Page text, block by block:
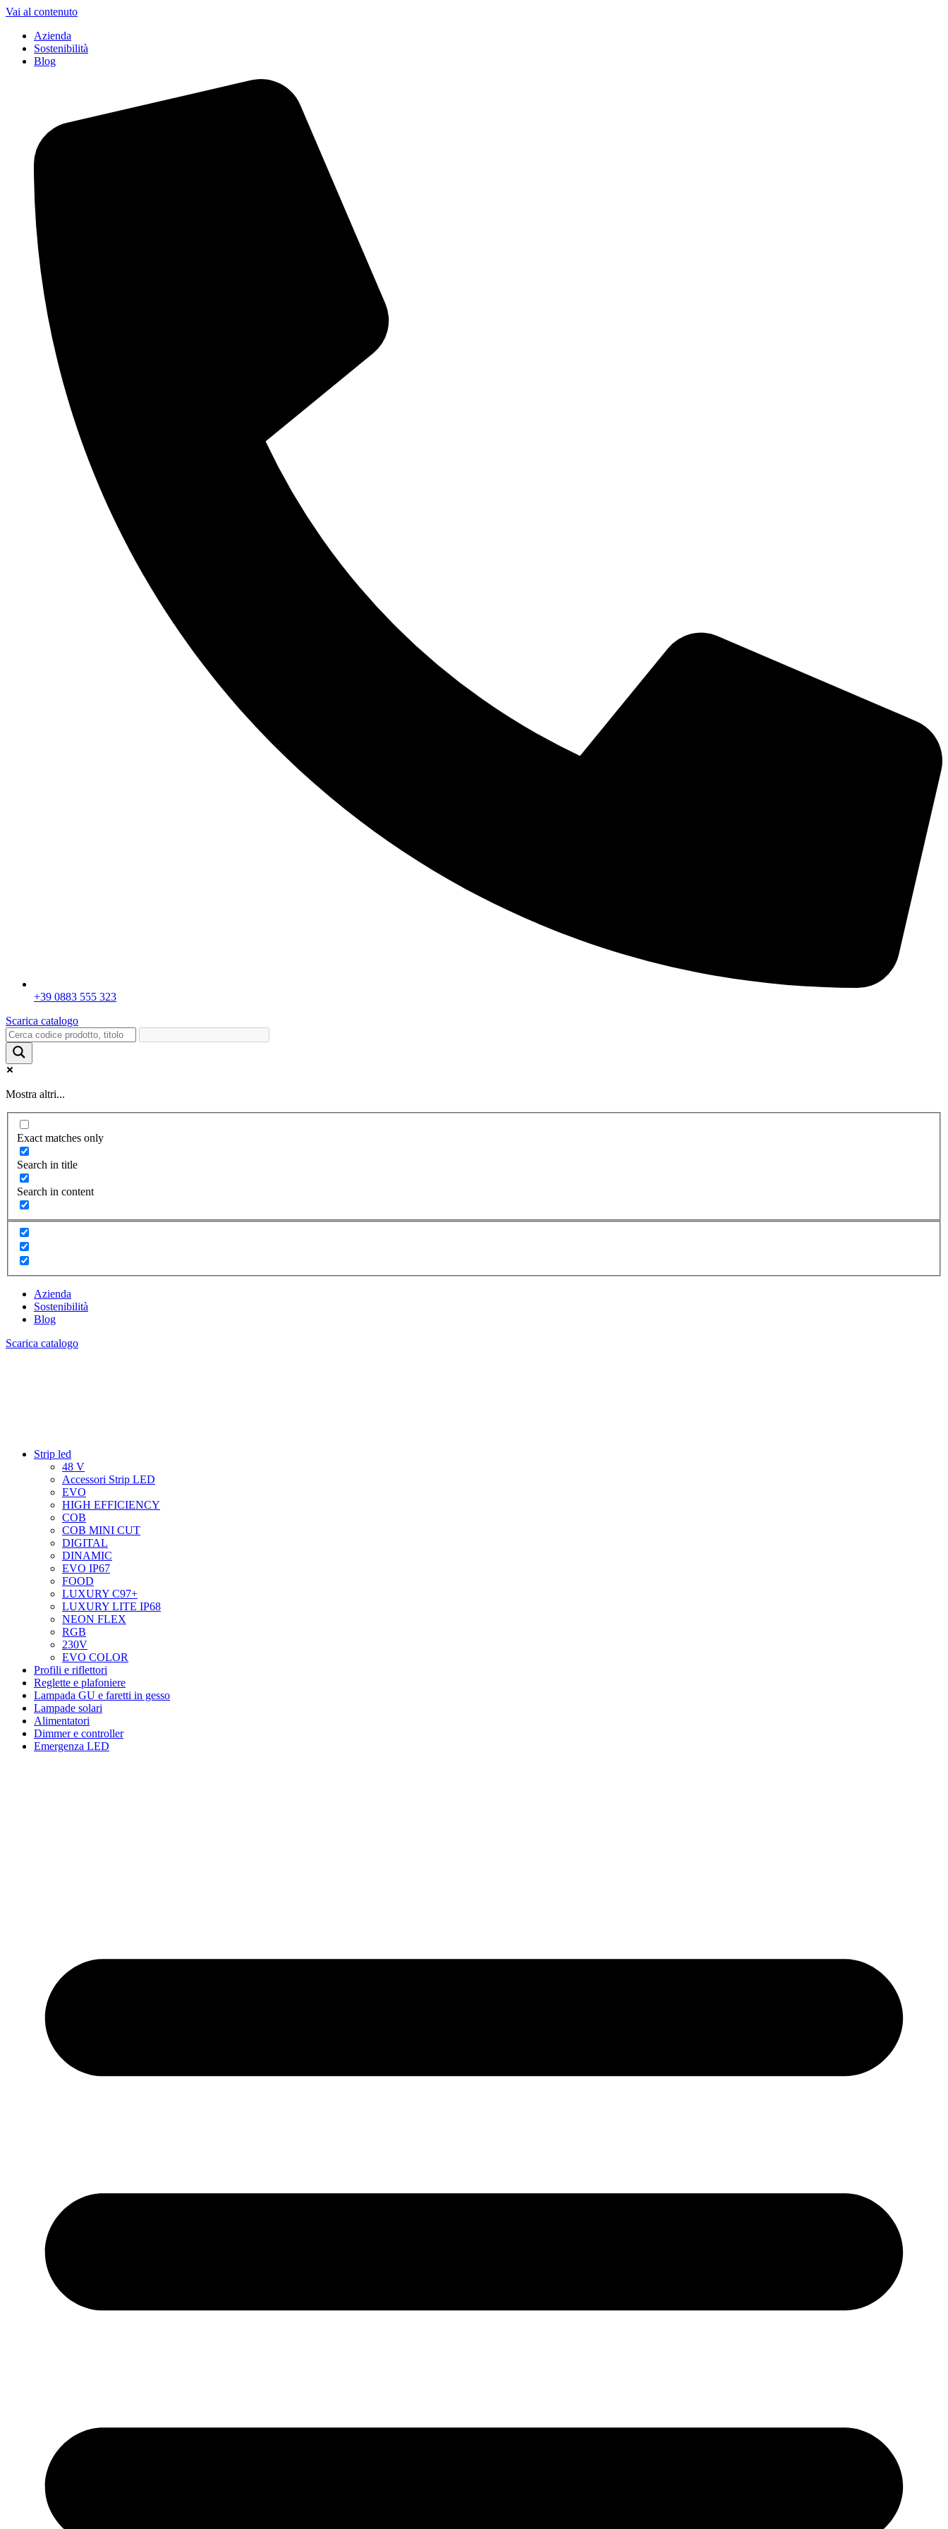
Vai al contenuto
Azienda
Sostenibilità
Blog
+39 0883 555 323
Scarica catalogo
Mostra altri...
Exact matches only
Search in title
Search in content
Azienda
Sostenibilità
Blog
Scarica catalogo
Strip led
48 V
Accessori Strip LED
EVO
HIGH EFFICIENCY
COB
COB MINI CUT
DIGITAL
DINAMIC
EVO IP67
FOOD
LUXURY C97+
LUXURY LITE IP68
NEON FLEX
RGB
230V
EVO COLOR
Profili e riflettori
Reglette e plafoniere
Lampada GU e faretti in gesso
Lampade solari
Alimentatori
Dimmer e controller
Emergenza LED